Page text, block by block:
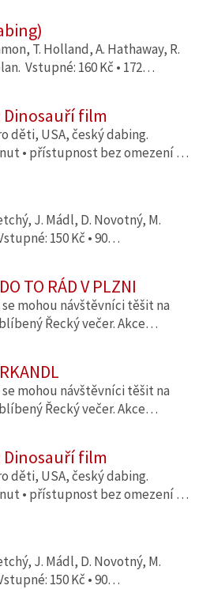
T. Holland, A. Hathaway, R.
Vstupné: 160 Kč • 172…
film
děti, USA, český dabing.
• přístupnost bez omezení …
J. Mádl, D. Novotný, M.
150 Kč • 90…
TO RÁD V PLZNI
mohou návštěvníci těšit na
Řecký večer. Akce…
mohou návštěvníci těšit na
Řecký večer. Akce…
film
děti, USA, český dabing.
• přístupnost bez omezení …
J. Mádl, D. Novotný, M.
150 Kč • 90…